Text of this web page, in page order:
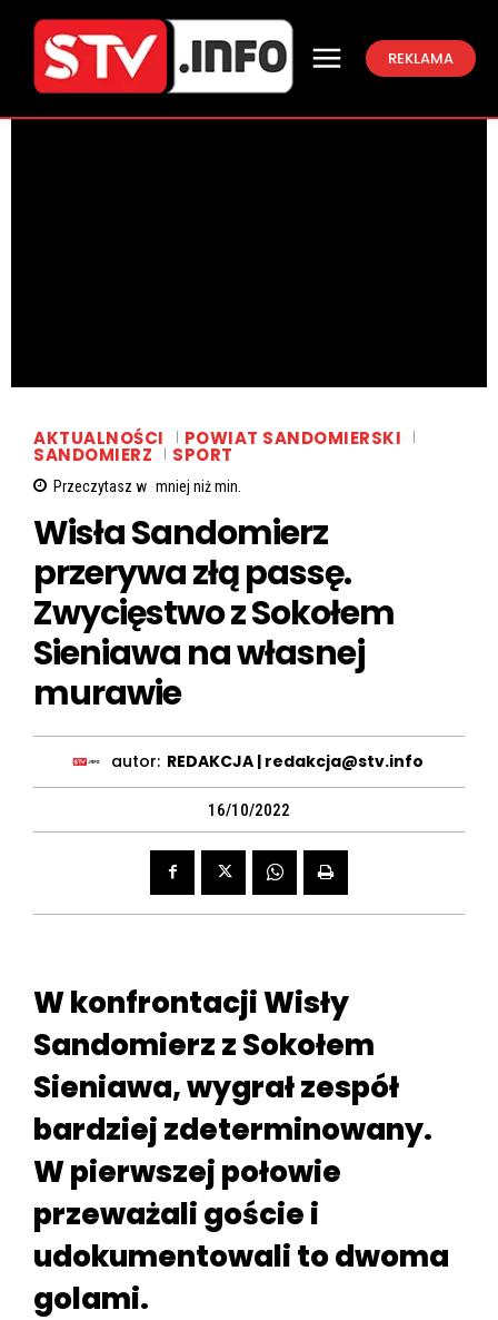
REKLAMA
AKTUALNOŚCI POWIAT SANDOMIERSKI
SANDOMIERZ SPORT
Przeczytasz w mniej niżmin.
Wisła Sandomierz
przerywa złą passę.
Zwycięstwo z Sokołem
Sieniawa na własnej
murawie
autor: REDAKCJA | redakcja@stv.info
16/10/2022
W konfrontacji Wisły
Sandomierz z Sokołem
Sieniawa, wygrał zespół
bardziej zdeterminowany.
W pierwszej połowie
przeważali goście i
udokumentowali to dwoma
golami.